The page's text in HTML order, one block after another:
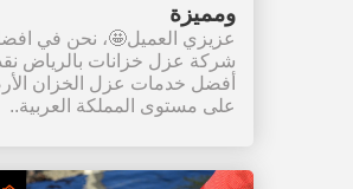
ومميزة
عزيزي العميل🤩، نحن في
شركة عزل خزانات بالرياض
أفضل خدمات عزل الخزان
على مستوى المملكة العربية..